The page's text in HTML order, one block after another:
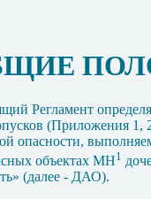
Регламент
(Приложения 1 ,
опасности,
объектах МН1
(далее - ДАО).